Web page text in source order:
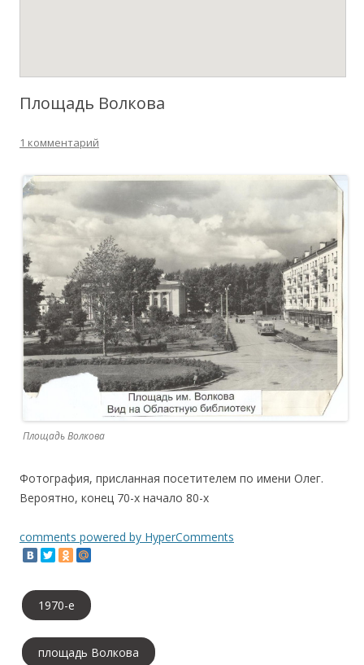
Площадь Волкова
1 комментарий
Площадь Волкова
Фотография, присланная посетителем по имени Олег.
Вероятно, конец 70-х начало 80-х
comments powered by HyperComments
1970-е
площадь Волкова